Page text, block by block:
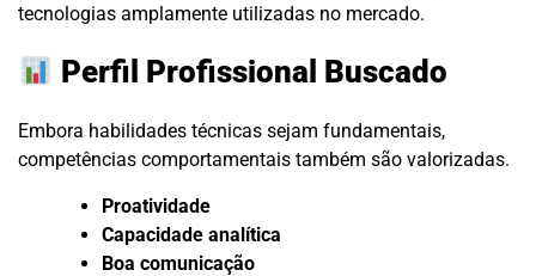
tecnologias amplamente utilizadas no mercado.
Perfil Profissional Buscado
Embora habilidades técnicas sejam fundamentais,
competências comportamentais também são valorizadas.
Proatividade
Capacidade analítica
Boa comunicação